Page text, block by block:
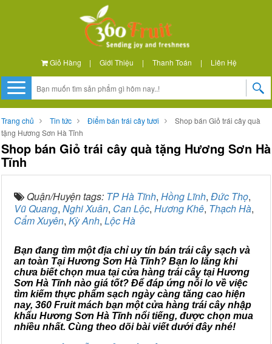
Giỏ Hàng | Giới Thiệu | Thanh Toán | Liên Hệ
Trang chủ Tin tức Điểm bán trái cây tươi
Shop bán Giỏ trái cây quà
tặng Hương Sơn Hà Tĩnh
Shop bán Giỏ trái cây quà tặng Hương Sơn Hà
Tĩnh
Quận/Huyện tags: TP Hà Tĩnh, Hồng Lĩnh, Đức Thọ,
Vũ Quang, Nghi Xuân, Can Lộc, Hương Khê, Thạch Hà,
Cẩm Xuyên, Kỳ Anh, Lộc Hà
Bạn đang tìm một địa chỉ uy tín bán trái cây sạch và
an toàn Tại Hương Sơn Hà Tĩnh? Bạn lo lắng khi
chưa biết chọn mua tại cửa hàng trái cây tại Hương
Sơn Hà Tĩnh nào giá tốt? Để đáp ứng nỗi lo về việc
tìm kiếm thực phẩm sạch ngày càng tăng cao hiện
nay, 360 Fruit mách bạn một cửa hàng trái cây nhập
khẩu Hương Sơn Hà Tĩnh nổi tiếng, được chọn mua
nhiều nhất. Cùng theo dõi bài viết dưới đây nhé!